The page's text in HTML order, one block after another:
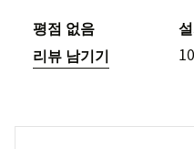
평점 없음
리뷰 남기기